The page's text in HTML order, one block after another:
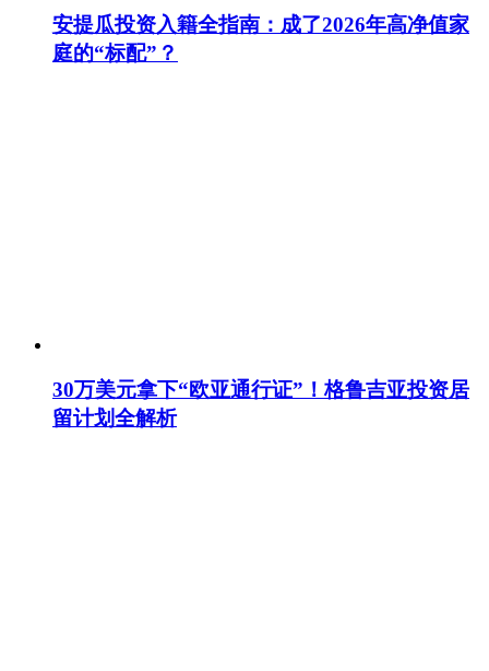
安提瓜投资入籍全指南：成了2026年高净值家
庭的“标配”？
30万美元拿下“欧亚通行证”！格鲁吉亚投资居
留计划全解析